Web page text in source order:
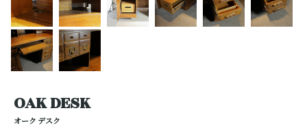
OAK DESK
オーク デスク